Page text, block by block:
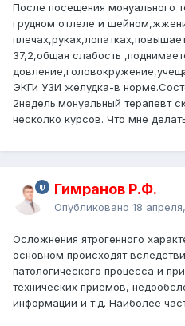
После посещения монуального
грудном отлеле и
37,2,общая слабость
ЭКГи УЗИ желудка-в
2недель.монуальный терапевт
несколко курсов. Что мне
Гимранов Р.Ф.
Опубликовано 18
Осложнения ятрогенного
основном происходят
патологического процесса и
технических приемов,
информации и т.д. Наиболее